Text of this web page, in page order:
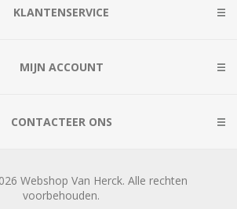
KLANTENSERVICE
MIJN ACCOUNT
CONTACTEER ONS
Webshop Van Herck. Alle rechten
voorbehouden.